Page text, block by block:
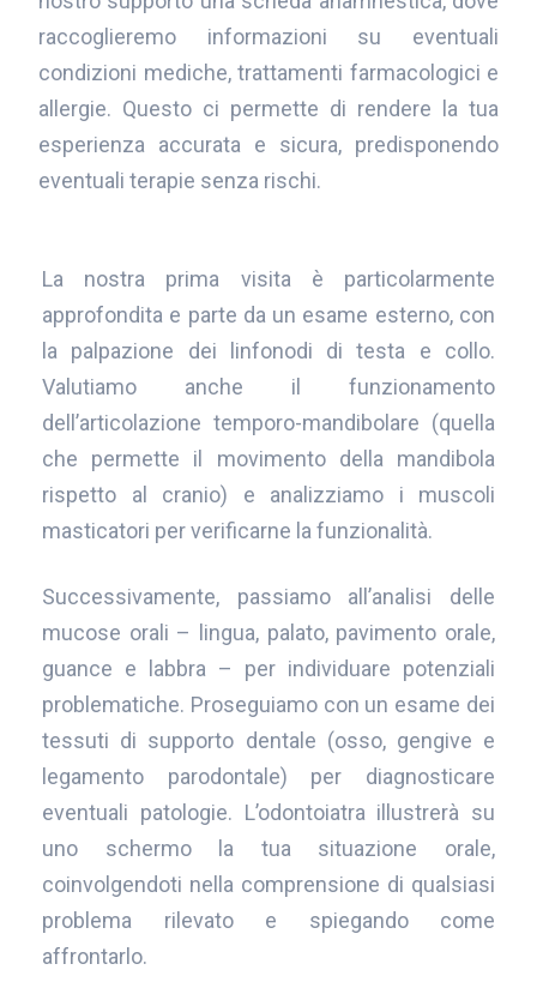
raccoglieremo informazioni su eventuali
condizioni mediche, trattamenti farmacologici e
allergie. Questo ci permette di rendere la tua
esperienza accurata e sicura, predisponendo
eventuali terapie senza rischi.
La nostra prima visita è particolarmente
approfondita e parte da un esame esterno, con
la palpazione dei linfonodi di testa e collo.
Valutiamo anche il funzionamento
dell’articolazione temporo-mandibolare (quella
che permette il movimento della mandibola
rispetto al cranio) e analizziamo i muscoli
masticatori per verificarne la funzionalità.
Successivamente, passiamo all’analisi delle
mucose orali – lingua, palato, pavimento orale,
guance e labbra – per individuare potenziali
problematiche. Proseguiamo con un esame dei
tessuti di supporto dentale (osso, gengive e
legamento parodontale) per diagnosticare
eventuali patologie. L’odontoiatra illustrerà su
uno schermo la tua situazione orale,
coinvolgendoti nella comprensione di qualsiasi
problema rilevato e spiegando come
affrontarlo.